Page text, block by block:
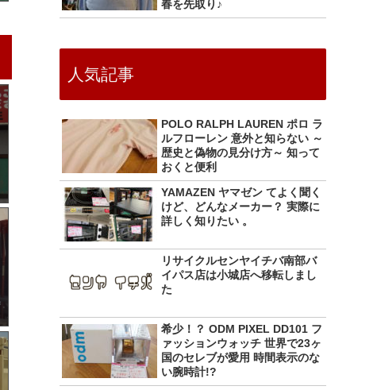
春を先取り♪
人気記事
POLO RALPH LAUREN ポロ ラ
ルフローレン 意外と知らない ～
歴史と偽物の見分け方～ 知って
おくと便利
YAMAZEN ヤマゼン てよく聞く
けど、どんなメーカー？ 実際に
詳しく知りたい 。
リサイクルセンヤイチバ南部バ
イパス店は小城店へ移転しまし
た
希少！？ ODM PIXEL DD101 フ
ァッションウォッチ 世界で23ヶ
国のセレブが愛用 時間表示のな
い腕時計!?